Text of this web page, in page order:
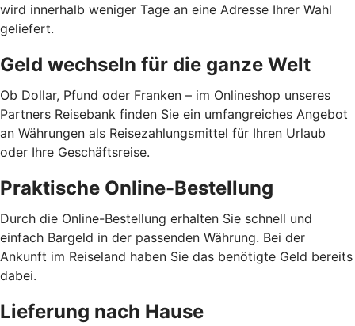
wird innerhalb weniger Tage an eine Adresse Ihrer Wahl
geliefert.
Geld wechseln für die ganze Welt
Ob Dollar, Pfund oder Franken – im Onlineshop unseres
Partners Reisebank finden Sie ein umfangreiches Angebot
an Währungen als Reisezahlungsmittel für Ihren Urlaub
oder Ihre Geschäftsreise.
Praktische Online-Bestellung
Durch die Online-Bestellung erhalten Sie schnell und
einfach Bargeld in der passenden Währung. Bei der
Ankunft im Reiseland haben Sie das benötigte Geld bereits
dabei.
Lieferung nach Hause